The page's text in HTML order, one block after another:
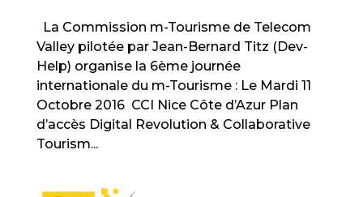
La Commission m-Tourisme de Telecom
Valley pilotée par Jean-Bernard Titz (Dev-
Help) organise la 6ème journée
internationale du m-Tourisme : Le Mardi 11
Octobre 2016 CCI Nice Côte d’Azur Plan
d’accès Digital Revolution & Collaborative
Tourism...